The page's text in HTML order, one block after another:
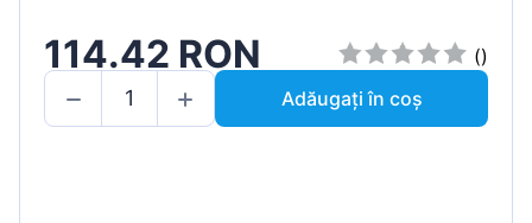
114.42 RON
()
Adăugați în coș